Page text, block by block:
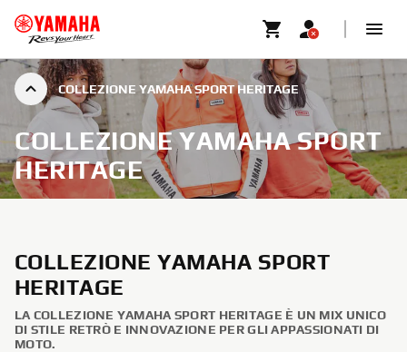
COLLEZIONE YAMAHA SPORT HERITAGE
COLLEZIONE YAMAHA SPORT
HERITAGE
COLLEZIONE YAMAHA SPORT
HERITAGE
LA COLLEZIONE YAMAHA SPORT HERITAGE È UN MIX UNICO
DI STILE RETRÒ E INNOVAZIONE PER GLI APPASSIONATI DI
MOTO.